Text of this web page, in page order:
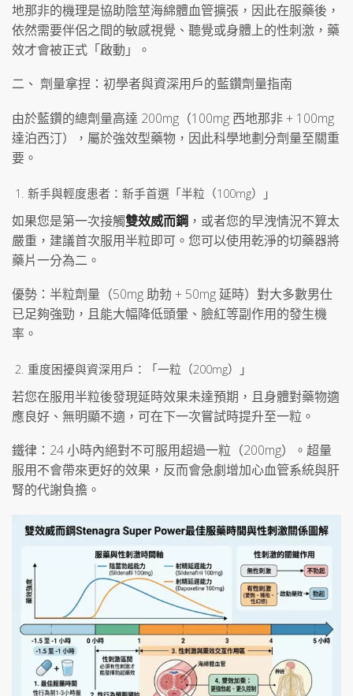
地那非的機理是協助陰莖海綿體血管擴張，因此在服藥後，
依然需要伴侶之間的敏感視覺、聽覺或身體上的性刺激，藥
效才會被正式「啟動」。
二、 劑量拿捏：初學者與資深用戶的藍鑽劑量指南
由於藍鑽的總劑量高達 200mg（100mg 西地那非 + 100mg
達泊西汀），屬於強效型藥物，因此科學地劃分劑量至關重
要。
新手與輕度患者：新手首選「半粒（100mg）」
如果您是第一次接觸雙效威而鋼 ，或者您的早洩情況不算太
嚴重，建議首次服用半粒即可。您可以使用乾淨的切藥器將
藥片一分為二。
優勢：半粒劑量（50mg 助勃 + 50mg 延時）對大多數男仕
已足夠強勁，且能大幅降低頭暈、臉紅等副作用的發生機
率。
重度困擾與資深用戶：「一粒（200mg）」
若您在服用半粒後發現延時效果未達預期，且身體對藥物適
應良好、無明顯不適，可在下一次嘗試時提升至一粒。
鐵律：24 小時內絕對不可服用超過一粒（200mg）。超量
服用不會帶來更好的效果，反而會急劇增加心血管系統與肝
腎的代謝負擔。